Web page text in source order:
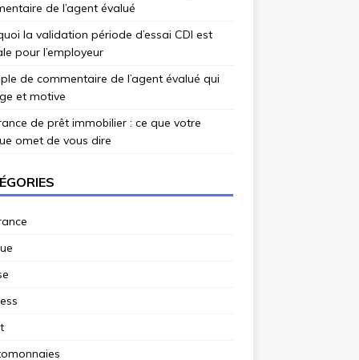
de l’agent évalué
la validation période d’essai CDI est
pour l’employeur
de commentaire de l’agent évalué qui
et motive
de prêt immobilier : ce que votre
omet de vous dire